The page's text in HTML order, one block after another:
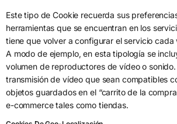
Este tipo de Cookie recuerda sus
herramientas que se encuentran en los
tiene que volver a configurar el servicio
A modo de ejemplo, en esta tipología se
volumen de reproductores de vídeo o
transmisión de vídeo que sean compatibles
objetos guardados en el “carrito de la
e-commerce tales como tiendas.